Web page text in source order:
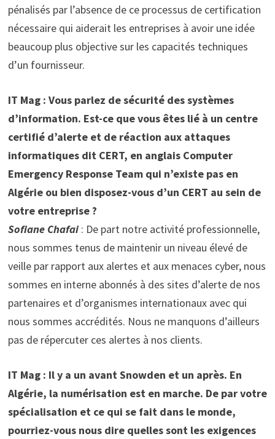
pénalisés par l’absence de ce processus de certification
nécessaire qui aiderait les entreprises à avoir une idée
beaucoup plus objective sur les capacités techniques
d’un fournisseur.
IT Mag : Vous parlez de sécurité des systèmes
d’information. Est-ce que vous êtes lié à un centre
certifié d’alerte et de réaction aux attaques
informatiques dit CERT, en anglais Computer
Emergency Response Team qui n’existe pas en
Algérie ou bien disposez-vous d’un CERT au sein de
votre entreprise ?
Sofiane Chafai: De part notre activité professionnelle,
nous sommes tenus de maintenir un niveau élevé de
veille par rapport aux alertes et aux menaces cyber, nous
sommes en interne abonnés à des sites d’alerte de nos
partenaires et d’organismes internationaux avec qui
nous sommes accrédités. Nous ne manquons d’ailleurs
pas de répercuter ces alertes à nos clients.
IT Mag : Il y a un avant Snowden et un après. En
Algérie, la numérisation est en marche. De par votre
spécialisation et ce qui se fait dans le monde,
pourriez-vous nous dire quelles sont les exigences